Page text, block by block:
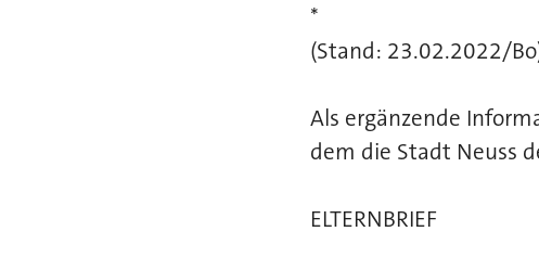
*
(Stand: 23.02.2022/
Als ergänzende
dem die Stadt Neuss
ELTERNBRIEF